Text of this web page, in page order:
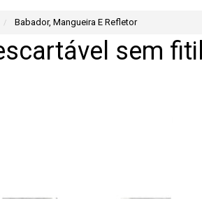
Babador, Mangueira E Refletor
sem